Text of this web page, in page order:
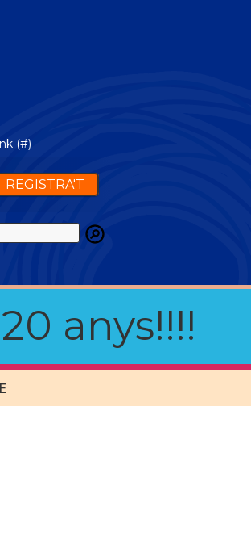
(#)
REGISTRA'T
anys!!!!